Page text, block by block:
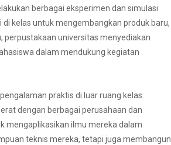
berbagai eksperimen dan simulasi
kelas untuk mengembangkan produk baru,
perpustakaan universitas menyediakan
dalam mendukung kegiatan
praktis di luar ruang kelas.
dengan berbagai perusahaan dan
mengaplikasikan ilmu mereka dalam
teknis mereka, tetapi juga membangun